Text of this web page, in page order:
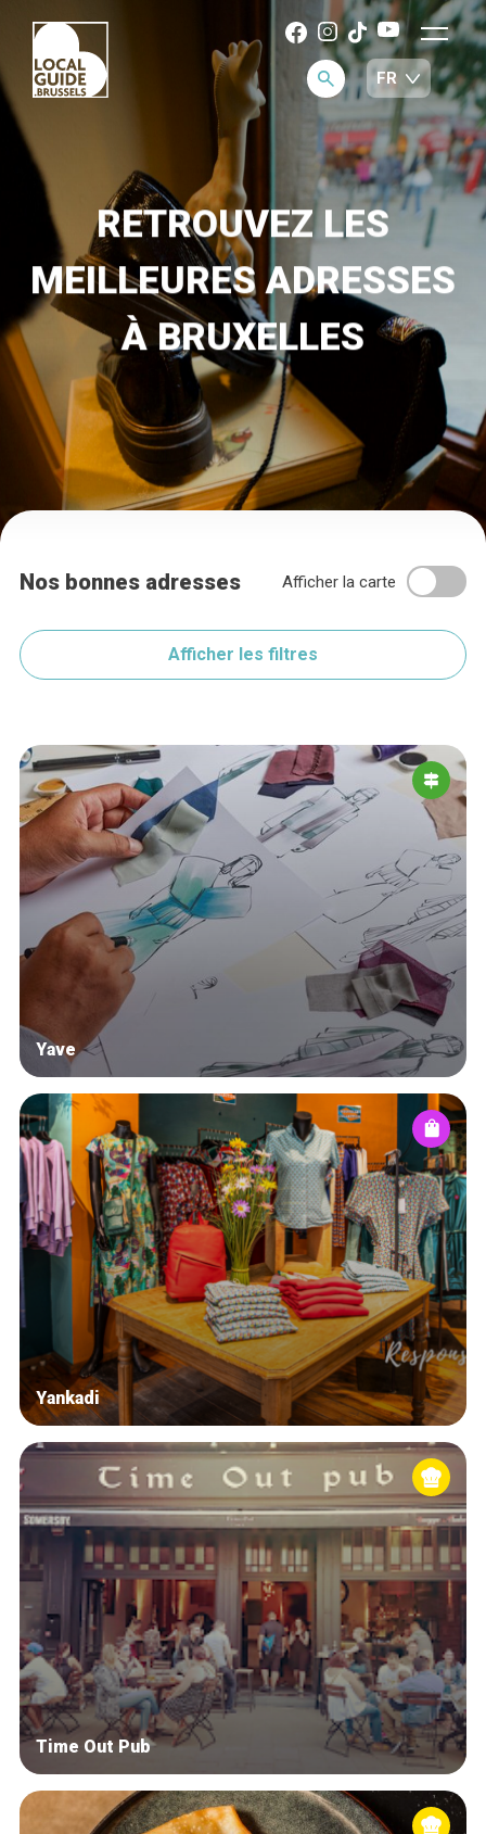
RETROUVEZ LES
MEILLEURES ADRESSES
À BRUXELLES
Nos bonnes adresses Afficher la carte
Afficher les filtres
Yave
Yankadi
Time Out Pub